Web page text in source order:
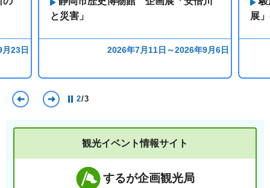
前のスライドを表示
2/3
23日
と災害」
2026年7月11日～2026年9月6日
展
観光イベント情報サイト
するが企画観光局